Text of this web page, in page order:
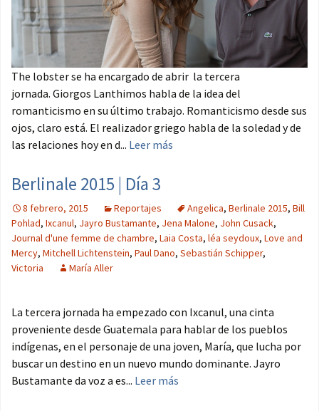
The lobster se ha encargado de abrir la tercera
jornada. Giorgos Lanthimos habla de la idea del
romanticismo en su último trabajo. Romanticismo desde sus
ojos, claro está. El realizador griego habla de la soledad y de
las relaciones hoy en d... Leer más
Berlinale 2015 | Día 3
8 febrero, 2015 Reportajes Angelica, Berlinale 2015, Bill
Pohlad, Ixcanul, Jayro Bustamante, Jena Malone, John Cusack,
Journal d'une femme de chambre, Laia Costa, léa seydoux, Love and
Mercy, Mitchell Lichtenstein, Paul Dano, Sebastián Schipper,
Victoria
María Aller
La tercera jornada ha empezado con Ixcanul, una cinta
proveniente desde Guatemala para hablar de los pueblos
indígenas, en el personaje de una joven, María, que lucha por
buscar un destino en un nuevo mundo dominante. Jayro
Bustamante da voz a es... Leer más